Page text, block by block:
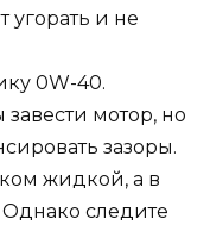
и не
0W-40.
мотор, но
зазоры.
жидкой, а в
следите